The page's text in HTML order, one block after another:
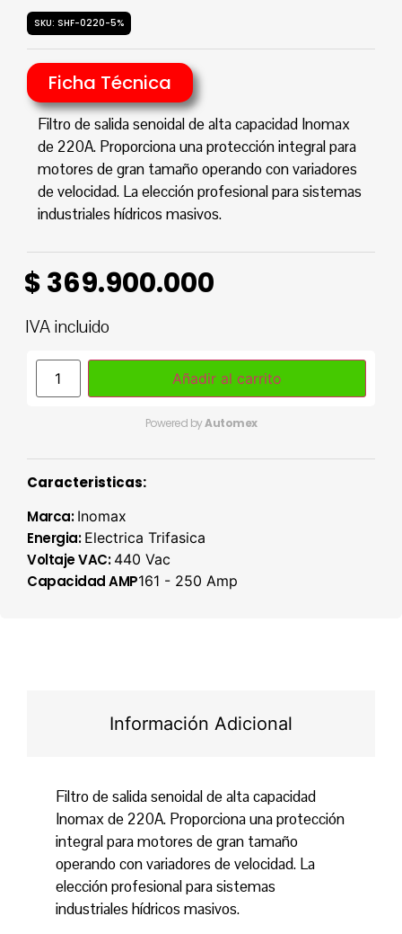
SKU: SHF-0220-5%
Ficha Técnica
Filtro de salida senoidal de alta capacidad Inomax
de 220A. Proporciona una protección integral para
motores de gran tamaño operando con variadores
de velocidad. La elección profesional para sistemas
industriales hídricos masivos.
$369.900.000
IVA incluido
Añadir al carrito
Powered byAutomex
Caracteristicas:
Marca: Inomax
Energia: Electrica Trifasica
Voltaje VAC: 440 Vac
Capacidad AMP161 - 250 Amp
Información Adicional
Filtro de salida senoidal de alta capacidad
Inomax de 220A. Proporciona una protección
integral para motores de gran tamaño
operando con variadores de velocidad. La
elección profesional para sistemas
industriales hídricos masivos.